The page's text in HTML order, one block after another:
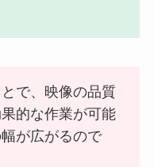
で、映像の品質
的な作業が可能
が広がるので